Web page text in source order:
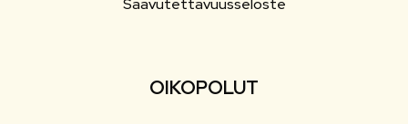
Saavutettavuusseloste
OIKOPOLUT